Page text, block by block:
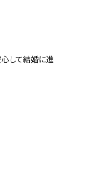
心して結婚に進